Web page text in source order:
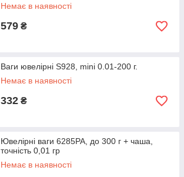
Немає в наявності
579 ₴
Ваги ювелірні S928, mini 0.01-200 г.
Немає в наявності
332 ₴
Ювелірні ваги 6285PA, до 300 г + чаша,
точність 0,01 гр
Немає в наявності